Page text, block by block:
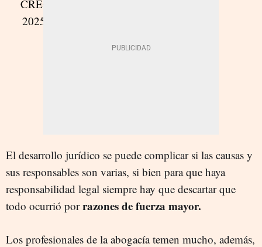
El desarrollo jurídico se puede complicar si las causas y
sus responsables son varias, si bien para que haya
responsabilidad legal siempre hay que descartar que
todo ocurrió porrazones de fuerza mayor.
Los profesionales de la abogacía temen mucho, además,